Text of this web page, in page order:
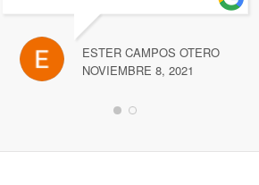
ESTER CAMPOS OTERO
NOVIEMBRE 8, 2021